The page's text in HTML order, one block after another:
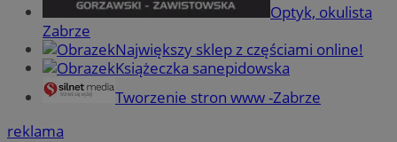
Optyk, okulista
Zabrze
Największy sklep z częściami online!
Książeczka sanepidowska
Tworzenie stron www -Zabrze
reklama